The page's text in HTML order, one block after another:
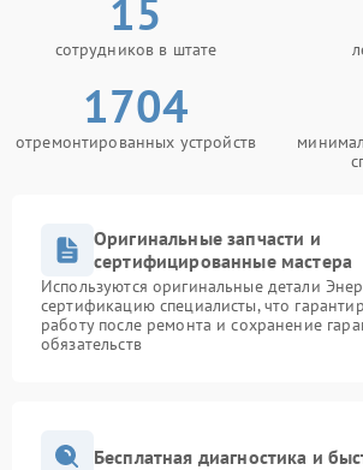
15
сотрудников в штате
1704
отремонтированных устройств
Оригинальные запчасти и
сертифицированные мастера
Используются оригинальные детали
сертификацию специалисты, что
работу после ремонта и сохранение
обязательств
Бесплатная диагностика и